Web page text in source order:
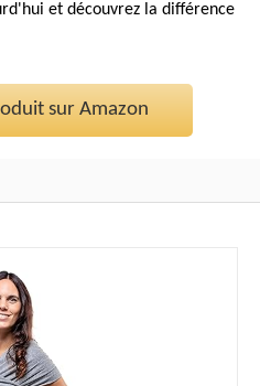
et découvrez la différence
sur Amazon